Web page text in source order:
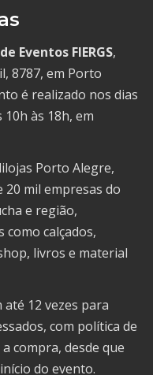
Eventos FIERGS,
8787, em Porto
é realizado nos dias
10h às 18h, em
Porto Alegre,
mil empresas do
e região,
calçados,
livros e material
12 vezes para
com política de
compra, desde que
do evento.